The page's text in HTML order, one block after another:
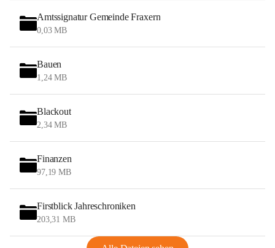
Amtssignatur Gemeinde Fraxern
0,03 MB
Bauen
1,24 MB
Blackout
2,34 MB
Finanzen
97,19 MB
Firstblick Jahreschroniken
203,31 MB